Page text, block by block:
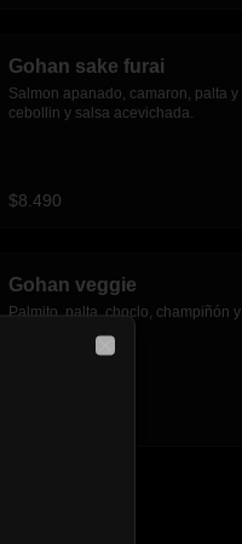
Gohan sake furai
Salmon apanado, camaron, palta y
cebollin y salsa acevichada.
$8.490
Gohan veggie
Palmito, palta, choclo, champiñón y